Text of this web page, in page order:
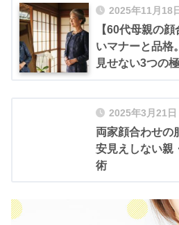
2025年11月18
【60代母親の
いマナーと品格
見せない3つの
2025年3月21日
両家顔合わせの
安見えしない親
術